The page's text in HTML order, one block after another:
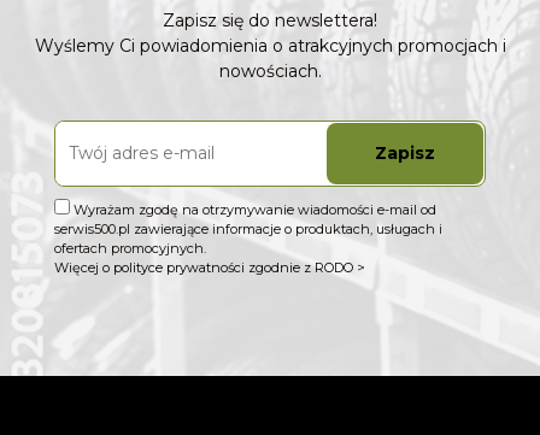
Zapisz się do newslettera!
Wyślemy Ci powiadomienia o atrakcyjnych promocjach i
nowościach.
Zapisz
Wyrażam zgodę na otrzymywanie wiadomości e-mail od
serwis500.pl zawierające informacje o produktach, usługach i
ofertach promocyjnych.
Więcej o polityce prywatności zgodnie z RODO >